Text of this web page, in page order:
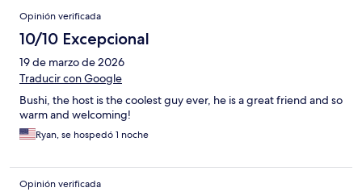
Opinión verificada
10/10 Excepcional
19 de marzo de 2026
Traducir con Google
Bushi, the host is the coolest guy ever, he is a great friend and so
warm and welcoming!
Ryan, se hospedó 1 noche
Opinión verificada